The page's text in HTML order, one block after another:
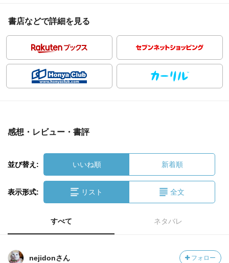
書店などで詳細を見る
感想・レビュー・書評
並び替え: いいね順 新着順
表示形式: リスト 全文
すべて ネタバレ
nejidonさん フォロー